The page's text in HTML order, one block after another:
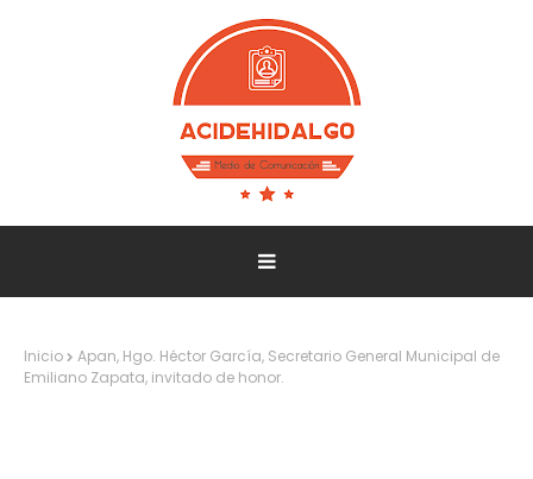
Inicio
Apan, Hgo. Héctor García, Secretario General Municipal de
Emiliano Zapata, invitado de honor.